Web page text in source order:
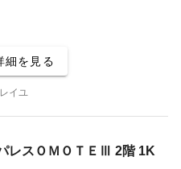
細を見る
イユ
レスＯＭＯＴＥⅢ 2階 1K